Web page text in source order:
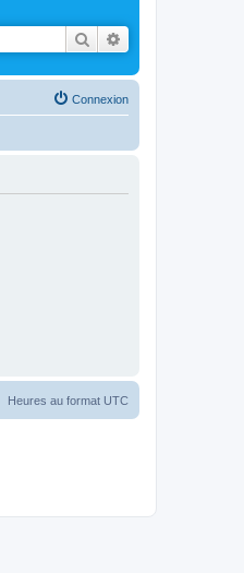
Rechercher
Connexion
Heures au format UTC